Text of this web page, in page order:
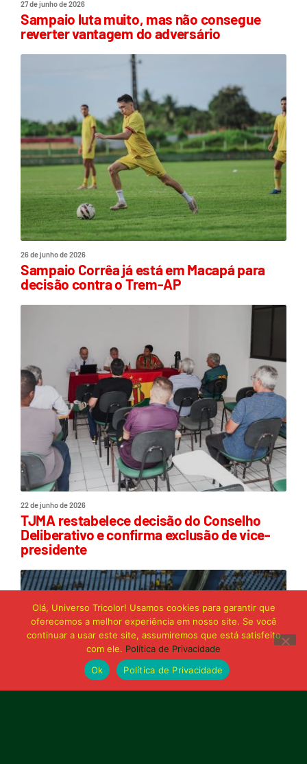
27 de junho de 2026
Sampaio luta muito, mas não consegue
reverter vantagem do adversário
26 de junho de 2026
Sampaio Corrêa já está em Macapá para
decisão contra o Trem-AP
22 de junho de 2026
TJMA restabelece decisão do Conselho
Deliberativo e confirma exclusão de vice-
presidente
Olá, Universo Tricolor! Usamos cookies para garantir que
oferecemos a melhor experiência em nosso site. Se você
continuar a usar este site, assumiremos que está satisfeito
com ele. Política de Privacidade
Ok
Política de Privacidade